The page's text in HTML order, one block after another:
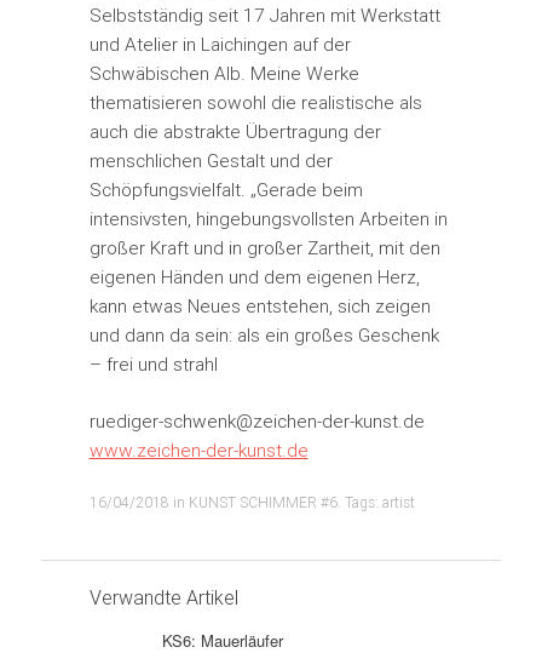
Selbstständig seit 17 Jahren mit Werkstatt
und Atelier in Laichingen auf der
Schwäbischen Alb. Meine Werke
thematisieren sowohl die realistische als
auch die abstrakte Übertragung der
menschlichen Gestalt und der
Schöpfungsvielfalt. „Gerade beim
intensivsten, hingebungsvollsten Arbeiten in
großer Kraft und in großer Zartheit, mit den
eigenen Händen und dem eigenen Herz,
kann etwas Neues entstehen, sich zeigen
und dann da sein: als ein großes Geschenk
– frei und strahl
ruediger-schwenk@zeichen-der-kunst.de
www.zeichen-der-kunst.de
16/04/2018 in KUNST SCHIMMER #6. Tags: artist
Verwandte Artikel
KS6: Mauerläufer